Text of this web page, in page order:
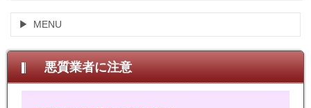
MENU
悪質業者に注意